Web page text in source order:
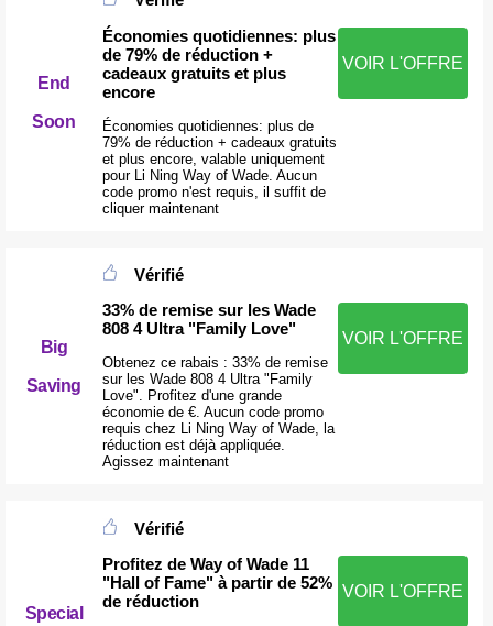
End
Soon
Économies quotidiennes: plus
de 79% de réduction +
cadeaux gratuits et plus
encore
Économies quotidiennes: plus de
79% de réduction + cadeaux gratuits
et plus encore, valable uniquement
pour Li Ning Way of Wade. Aucun
code promo n'est requis, il suffit de
cliquer maintenant
VOIR L'OFFRE
Big
Saving
Vérifié
33% de remise sur les Wade
808 4 Ultra "Family Love"
Obtenez ce rabais : 33% de remise
sur les Wade 808 4 Ultra "Family
Love". Profitez d'une grande
économie de €. Aucun code promo
requis chez Li Ning Way of Wade, la
réduction est déjà appliquée.
Agissez maintenant
VOIR L'OFFRE
Special
Vérifié
Profitez de Way of Wade 11
"Hall of Fame" à partir de 52%
de réduction
VOIR L'OFFRE